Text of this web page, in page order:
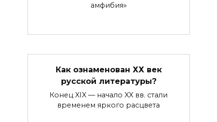
амфибия»
Как ознаменован ХХ век
русской литературы?
Конец XIX — начало XX вв. стали
временем яркого расцвета